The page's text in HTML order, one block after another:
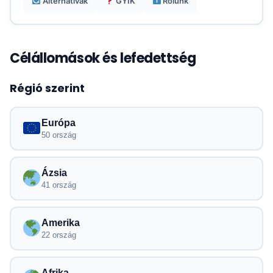
Célállomások és lefedettség
Régió szerint
Európa
50 ország
Ázsia
41 ország
Amerika
22 ország